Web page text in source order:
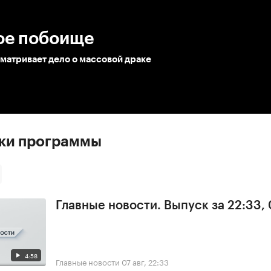
побоище
дело о массовой драке
программы
4:58
Главные новости. Выпуск за
Главные новости 07 авг, 22:33